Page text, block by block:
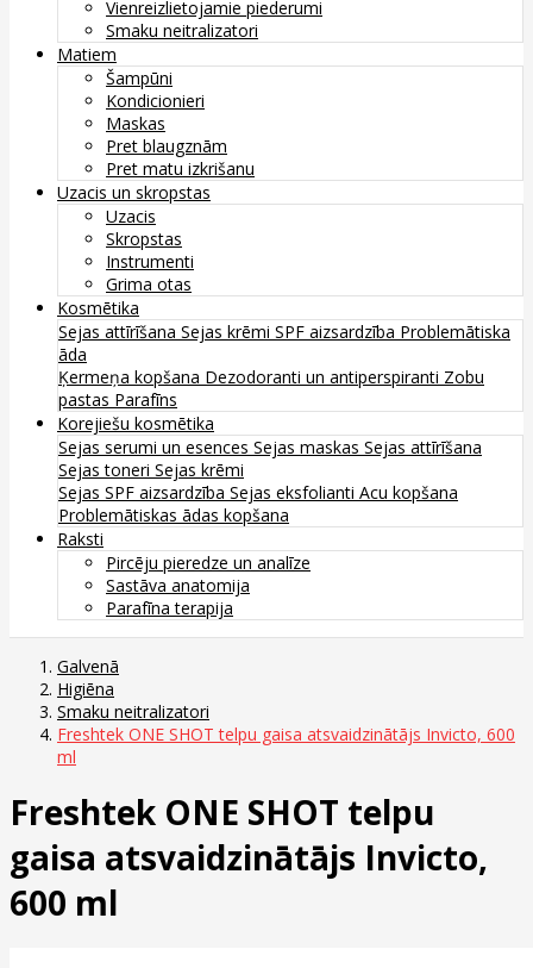
Vienreizlietojamie piederumi
Smaku neitralizatori
Matiem
Šampūni
Kondicionieri
Maskas
Pret blaugznām
Pret matu izkrišanu
Uzacis un skropstas
Uzacis
Skropstas
Instrumenti
Grima otas
Kosmētika
Sejas attīrīšana Sejas krēmi SPF aizsardzība Problemātiska
āda
Ķermeņa kopšana Dezodoranti un antiperspiranti Zobu
pastas Parafīns
Korejiešu kosmētika
Sejas serumi un esences Sejas maskas Sejas attīrīšana
Sejas toneri Sejas krēmi
Sejas SPF aizsardzība Sejas eksfolianti Acu kopšana
Problemātiskas ādas kopšana
Raksti
Pircēju pieredze un analīze
Sastāva anatomija
Parafīna terapija
Galvenā
Higiēna
Smaku neitralizatori
Freshtek ONE SHOT telpu gaisa atsvaidzinātājs Invicto, 600
ml
Freshtek ONE SHOT telpu
gaisa atsvaidzinātājs Invicto,
600 ml